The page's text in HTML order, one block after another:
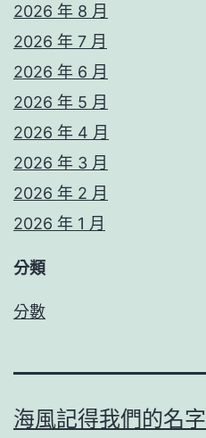
2026 年 8 月
2026 年 7 月
2026 年 6 月
2026 年 5 月
2026 年 4 月
2026 年 3 月
2026 年 2 月
2026 年 1 月
分類
分數
海風記得我們的名字